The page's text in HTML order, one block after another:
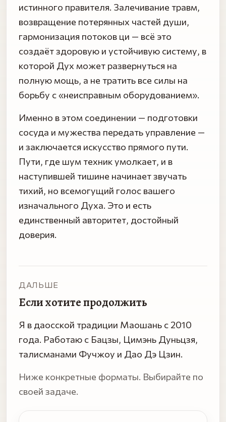
истинного правителя. Залечивание травм,
возвращение потерянных частей души,
гармонизация потоков ци — всё это
создаёт здоровую и устойчивую систему, в
которой Дух может развернуться на
полную мощь, а не тратить все силы на
борьбу с «неисправным оборудованием».
Именно в этом соединении — подготовки
сосуда и мужества передать управление —
и заключается искусство прямого пути.
Пути, где шум техник умолкает, и в
наступившей тишине начинает звучать
тихий, но всемогущий голос вашего
изначального Духа. Это и есть
единственный авторитет, достойный
доверия.
ДАЛЬШЕ
Если хотите продолжить
Я в даосской традиции Маошань с 2010
года. Работаю с Бацзы, Цимэнь Дуньцзя,
талисманами Фучжоу и Дао Дэ Цзин.
Ниже конкретные форматы. Выбирайте по
своей задаче.